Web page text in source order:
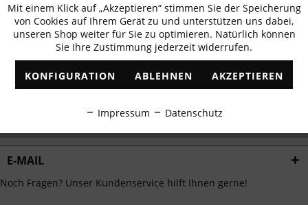
erhalten
✓ Exklusive Angebote ✓ Die aktuellsten Trends
E-MAIL
Noch Fragen? Unser Kundenservice hilft Ihnen gerne!
Funktionale Aktiv
Marketing Inaktiv
Tracking Inaktiv
Personalisierung Inaktiv
Service
Mit einem Klick auf „Akzeptieren“ stimmen Sie der Speicherung
von Cookies auf Ihrem Gerät zu und unterstützen uns dabei,
unseren Shop weiter für Sie zu optimieren. Natürlich können
Sie Ihre Zustimmung jederzeit widerrufen.
KONFIGURATION ABLEHNEN AKZEPTIEREN
Impressum Datenschutz